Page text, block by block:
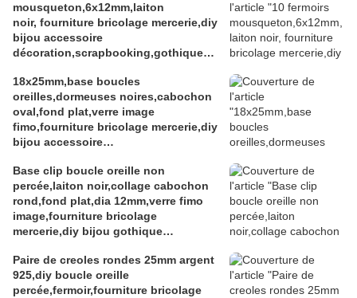
mousqueton,6x12mm,laiton
noir, fourniture bricolage mercerie,diy
bijou accessoire
décoration,scrapbooking,gothique
kawaii,boheme victorien
edouardien,ateliers du fait mains
18x25mm,base boucles
oreilles,dormeuses noires,cabochon
oval,fond plat,verre image
fimo,fourniture bricolage mercerie,diy
bijou accessoire
vintage retro,baroque punk
kawaii,boheme victorien
edouardien,ateliers du fait mains,art
deco art nouveau
Base clip boucle oreille non
percée,laiton noir,collage cabochon
rond,fond plat,dia 12mm,verre fimo
image,fourniture bricolage
mercerie,diy bijou gothique
victorien,fait mains
Paire de creoles rondes 25mm argent
925,diy boucle oreille
percée,fermoir,fourniture bricolage